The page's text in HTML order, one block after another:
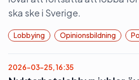
ska ske i Sverige.
Lobbying Opinionsbildning
2026-03-25, 16:35